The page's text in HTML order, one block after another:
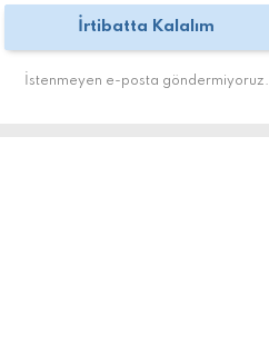
İstenmeyen e-posta göndermiyoruz.